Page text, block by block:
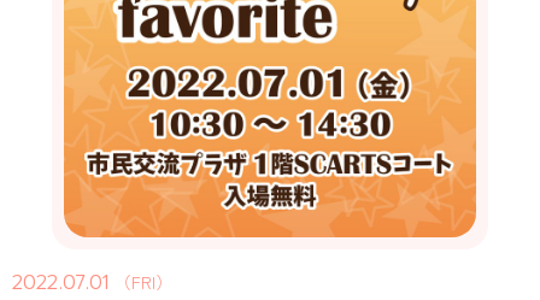
2022.07.01 （FRI）